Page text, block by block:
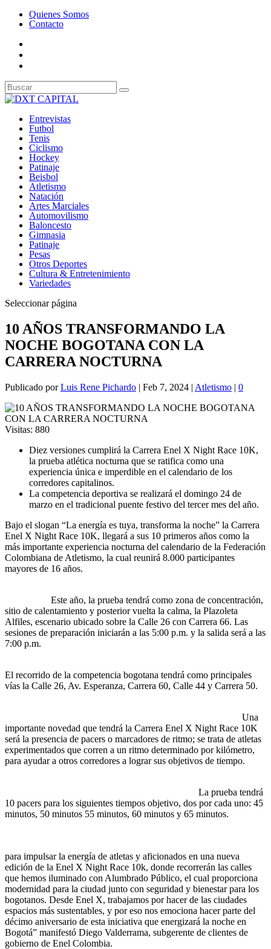
Quienes Somos
Contacto
Entrevistas
Futbol
Tenis
Ciclismo
Hockey
Patinaje
Beisbol
Atletismo
Natación
Artes Marciales
Automovilismo
Baloncesto
Gimnasia
Patinaje
Pesas
Otros Deportes
Cultura & Entretenimiento
Variedades
Seleccionar página
10 AÑOS TRANSFORMANDO LA
NOCHE BOGOTANA CON LA
CARRERA NOCTURNA
Publicado porLuis Rene Pichardo | Feb 7, 2024 | Atletismo | 0
Visitas: 880
Diez versiones cumplirá la Carrera Enel X Night Race 10K,
la prueba atlética nocturna que se ratifica como una
experiencia única e imperdible en el calendario de los
corredores capitalinos.
La competencia deportiva se realizará el domingo 24 de
marzo en el tradicional puente festivo del tercer mes del año.
Bajo el slogan “La energía es tuya, transforma la noche” la Carrera
Enel X Night Race 10K, llegará a sus 10 primeros años como la
más importante experiencia nocturna del calendario de la Federación
Colombiana de Atletismo, la cual reunirá 8.000 participantes
mayores de 16 años.
Este año, la prueba tendrá como zona de concentración,
sitio de calentamiento y posterior vuelta la calma, la Plazoleta
Alfiles, escenario ubicado sobre la Calle 26 con Carrera 66. Las
sesiones de preparación iniciarán a las 5:00 p.m. y la salida será a las
7:00 p.m.
El recorrido de la competencia bogotana tendrá como principales
vías la Calle 26, Av. Esperanza, Carrera 60, Calle 44 y Carrera 50.
Una
importante novedad que tendrá la Carrera Enel X Night Race 10K
será la presencia de pacers o marcadores de ritmo; se trata de atletas
experimentados que corren a un ritmo determinado por kilómetro,
para ayudar a otros corredores a lograr sus objetivos de tiempo.
La prueba tendrá
10 pacers para los siguientes tiempos objetivo, dos por cada uno: 45
minutos, 50 minutos 55 minutos, 60 minutos y 65 minutos.
para impulsar la energía de atletas y aficionados en una nueva
edición de la Enel X Night Race 10k, donde recorrerán las calles
que hemos iluminado con Alumbrado Público, el cual proporciona
modernidad para la ciudad junto con seguridad y bienestar para los
bogotanos. Desde Enel X, trabajamos por hacer de las ciudades
espacios más sustentables, y por eso nos emociona hacer parte del
décimo aniversario de esta iniciativa que energizará la noche en
Bogotá” manifestó Diego Valderrama, subgerente de clientes de
gobierno de Enel Colombia.